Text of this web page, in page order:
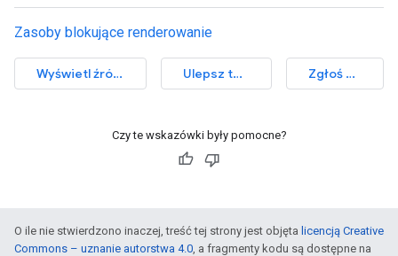
Zasoby blokujące renderowanie
Wyświetl źródło kontroli Ulepsz ten artykuł Zgłoś problem
Czy te wskazówki były pomocne?
O ile nie stwierdzono inaczej, treść tej strony jest objęta licencją Creative
Commons – uznanie autorstwa 4.0, a fragmenty kodu są dostępne na